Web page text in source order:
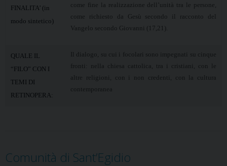
FINALITA’ (in
modo sintetico)
come fine la realizzazione dell’unità tra le persone,
come richiesto da Gesù secondo il racconto del
Vangelo secondo Giovanni (17,21).
QUALE IL
“FILO” CON I
TEMI DI
RETINOPERA:
Il dialogo, su cui i focolari sono impegnati su cinque
fronti: nella chiesa cattolica, tra i cristiani, con le
altre religioni, con i non credenti, con la cultura
contemporanea
Comunità di Sant’Egidio